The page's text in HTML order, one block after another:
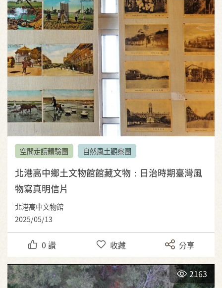
空間走讀體驗團 自然風土觀察團
北港高中鄉土文物館館藏文物：日治時期臺灣風
物寫真明信片
北港高中文物館
2025/05/13
0 讚 收藏 分享
2163